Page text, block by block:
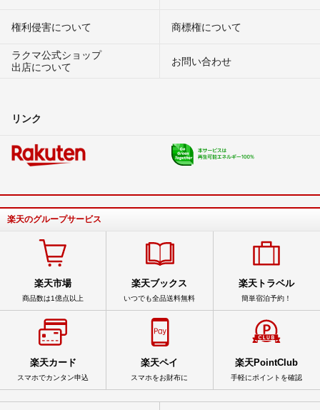
権利侵害について
商標権について
ラクマ公式ショップ
出店について
お問い合わせ
リンク
楽天のグループサービス
楽天市場
商品数は1億点以上
楽天ブックス
いつでも全品送料無料
楽天トラベル
簡単宿泊予約！
楽天カード
スマホでカンタン申込
楽天ペイ
スマホをお財布に
楽天PointClub
手軽にポイントを確認